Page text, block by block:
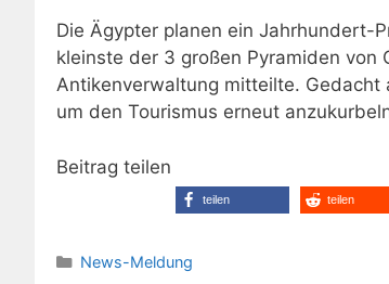
Die Ägypter planen ein Jahrhundert-
kleinste der 3 großen Pyramiden von
Antikenverwaltung mitteilte. Gedacht
um den Tourismus erneut
Beitrag teilen
teilen teilen
Kategorien
News-Meldung